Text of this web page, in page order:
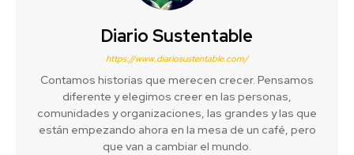
Diario Sustentable
https://www.diariosustentable.com/
Contamos historias que merecen crecer. Pensamos
diferente y elegimos creer en las personas,
comunidades y organizaciones, las grandes y las que
están empezando ahora en la mesa de un café, pero
que van a cambiar el mundo.